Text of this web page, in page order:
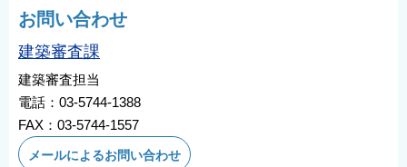
お問い合わせ
建築審査課
建築審査担当
電話：03-5744-1388
FAX：03-5744-1557
メールによるお問い合わせ